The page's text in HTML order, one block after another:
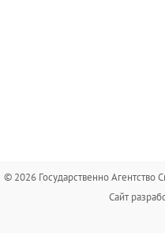
© 2026 Государственно Агентство
Сайт